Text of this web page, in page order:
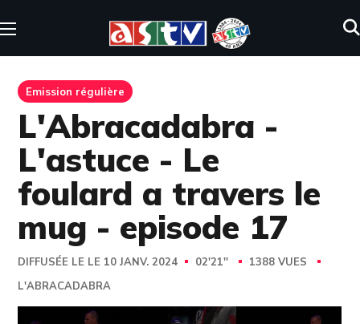
Emission régulière
L'Abracadabra -
L'astuce - Le
foulard a travers le
mug - episode 17
DIFFUSÉE LE LE 10 JANV. 2024 02'21''
1388 VUES
L'ABRACADABRA